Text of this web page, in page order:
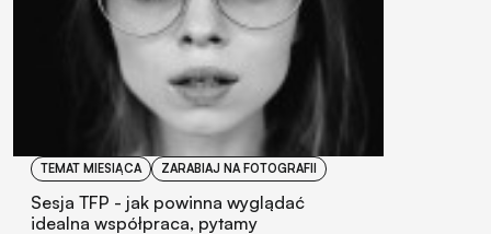
TEMAT MIESIĄCA ZARABIAJ NA FOTOGRAFII
Sesja TFP - jak powinna wyglądać
idealna współpraca, pytamy